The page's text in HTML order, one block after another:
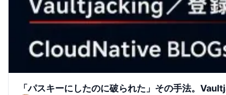
「パスキーにしたのに破られた」その手法。